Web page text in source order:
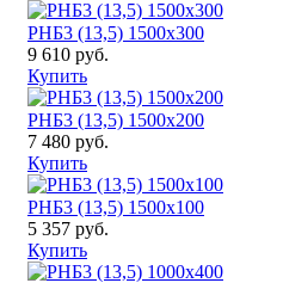
РНБ3 (13,5) 1500x300
9 610 руб.
Купить
РНБ3 (13,5) 1500x200
7 480 руб.
Купить
РНБ3 (13,5) 1500x100
5 357 руб.
Купить